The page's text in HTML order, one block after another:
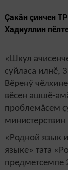
Çакăн çинчен
Хадиуллин
«Шкул
суйласа илнӗ,
Вӗренӳ
вӗсен ашшӗ-
проблемăсем
министерствин
«Родной язык
языке» тата
предметсемпе